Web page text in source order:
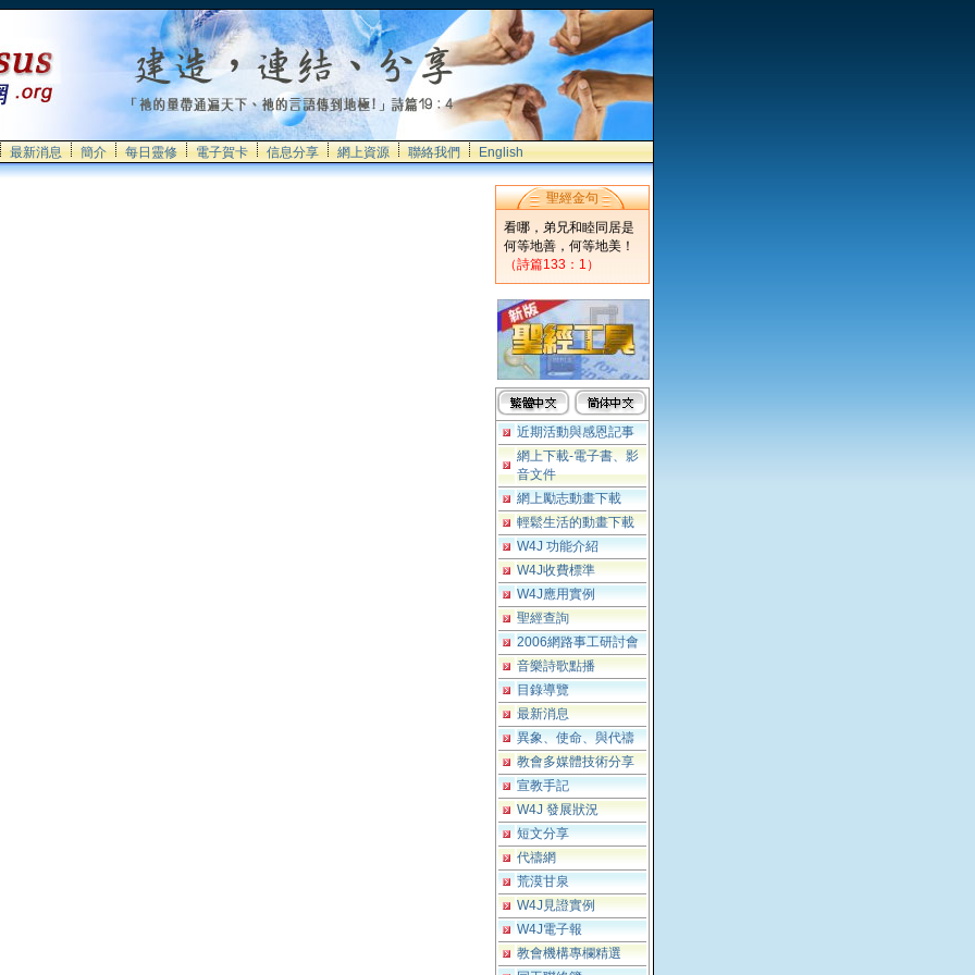
最新消息 簡介 每日靈修 電子賀卡 信息分享 網上資源 聯絡我們 English
聖經金句
看哪，弟兄和睦同居是
何等地善，何等地美！
（詩篇133：1）
近期活動與感恩記事
網上下載-電子書、影
音文件
網上勵志動畫下載
輕鬆生活的動畫下載
W4J 功能介紹
W4J收費標準
W4J應用實例
聖經查詢
2006網路事工研討會
音樂詩歌點播
目錄導覽
最新消息
異象、使命、與代禱
教會多媒體技術分享
宣教手記
W4J 發展狀況
短文分享
代禱網
荒漠甘泉
W4J見證實例
W4J電子報
教會機構專欄精選